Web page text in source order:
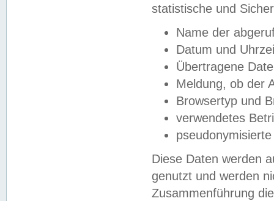
statistische und
Name der
Datum und
Übertragene
Meldung, ob der
Browsertyp und
verwendetes
Diese Daten werden
genutzt und werden
Zusammenführung